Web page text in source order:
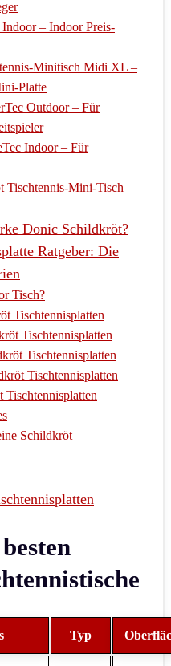
– Indoor Preis-
Minitisch Midi XL –
Platte
Outdoor – Für
Indoor – Für
Tischtennis-Mini-Tisch –
Donic Schildkröt?
Ratgeber: Die
Tisch?
Tischtennisplatten
Tischtennisplatten
Tischtennisplatten
Tischtennisplatten
Tischtennisplatten
Schildkröt
Typ